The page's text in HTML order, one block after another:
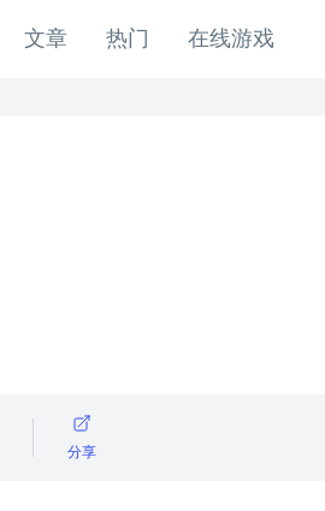
文章 热门 在线游戏
分享